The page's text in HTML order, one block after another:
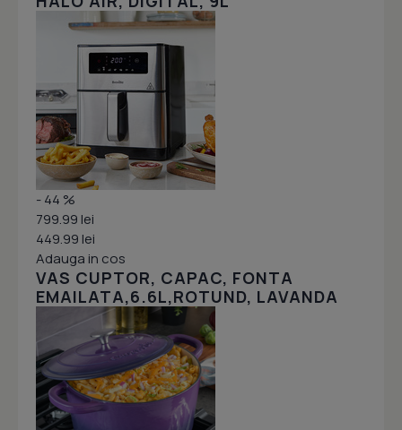
- 44 %
799.99 lei
449.99 lei
Adauga in cos
VAS CUPTOR, CAPAC, FONTA
EMAILATA,6.6L,ROTUND, LAVANDA